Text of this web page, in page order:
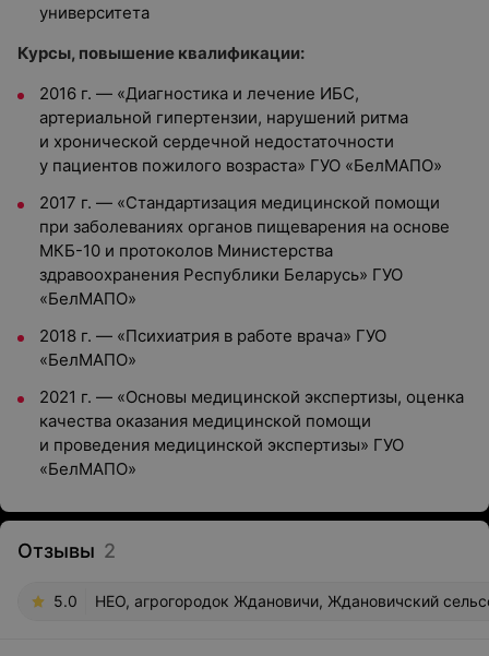
университета
Курсы, повышение квалификации:
2016 г. — «Диагностика и лечение ИБС,
артериальной гипертензии, нарушений ритма
и хронической сердечной недостаточности
у пациентов пожилого возраста» ГУО «БелМАПО»
2017 г. — «Стандартизация медицинской помощи
при заболеваниях органов пищеварения на основе
МКБ-10 и протоколов Министерства
здравоохранения Республики Беларусь» ГУО
«БелМАПО»
2018 г. — «Психиатрия в работе врача» ГУО
«БелМАПО»
2021 г. — «Основы медицинской экспертизы, оценка
качества оказания медицинской помощи
и проведения медицинской экспертизы» ГУО
«БелМАПО»
Отзывы 2
5.0 НЕО, агрогородок Ждановичи, Ждановичский